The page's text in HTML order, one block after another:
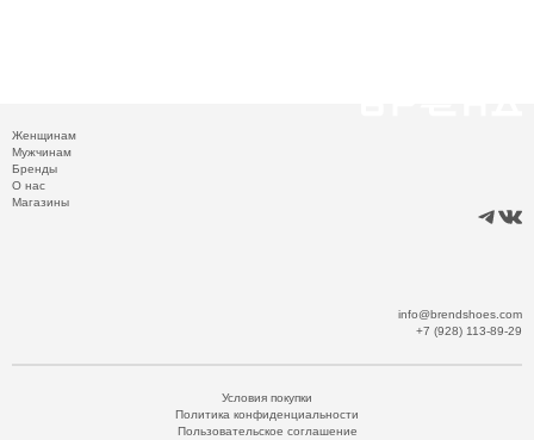
Женщинам
Мужчинам
Бренды
О нас
Магазины
info@brendshoes.com
+7 (928) 113-89-29
Условия покупки
Политика конфиденциальности
Пользовательское соглашение